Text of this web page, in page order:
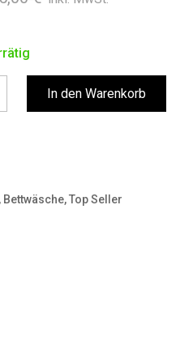
In den Warenkorb
Bettwäsche,Top Seller